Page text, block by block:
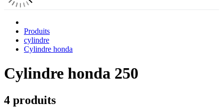
Produits
cylindre
Cylindre honda
Cylindre honda 250
4 produits